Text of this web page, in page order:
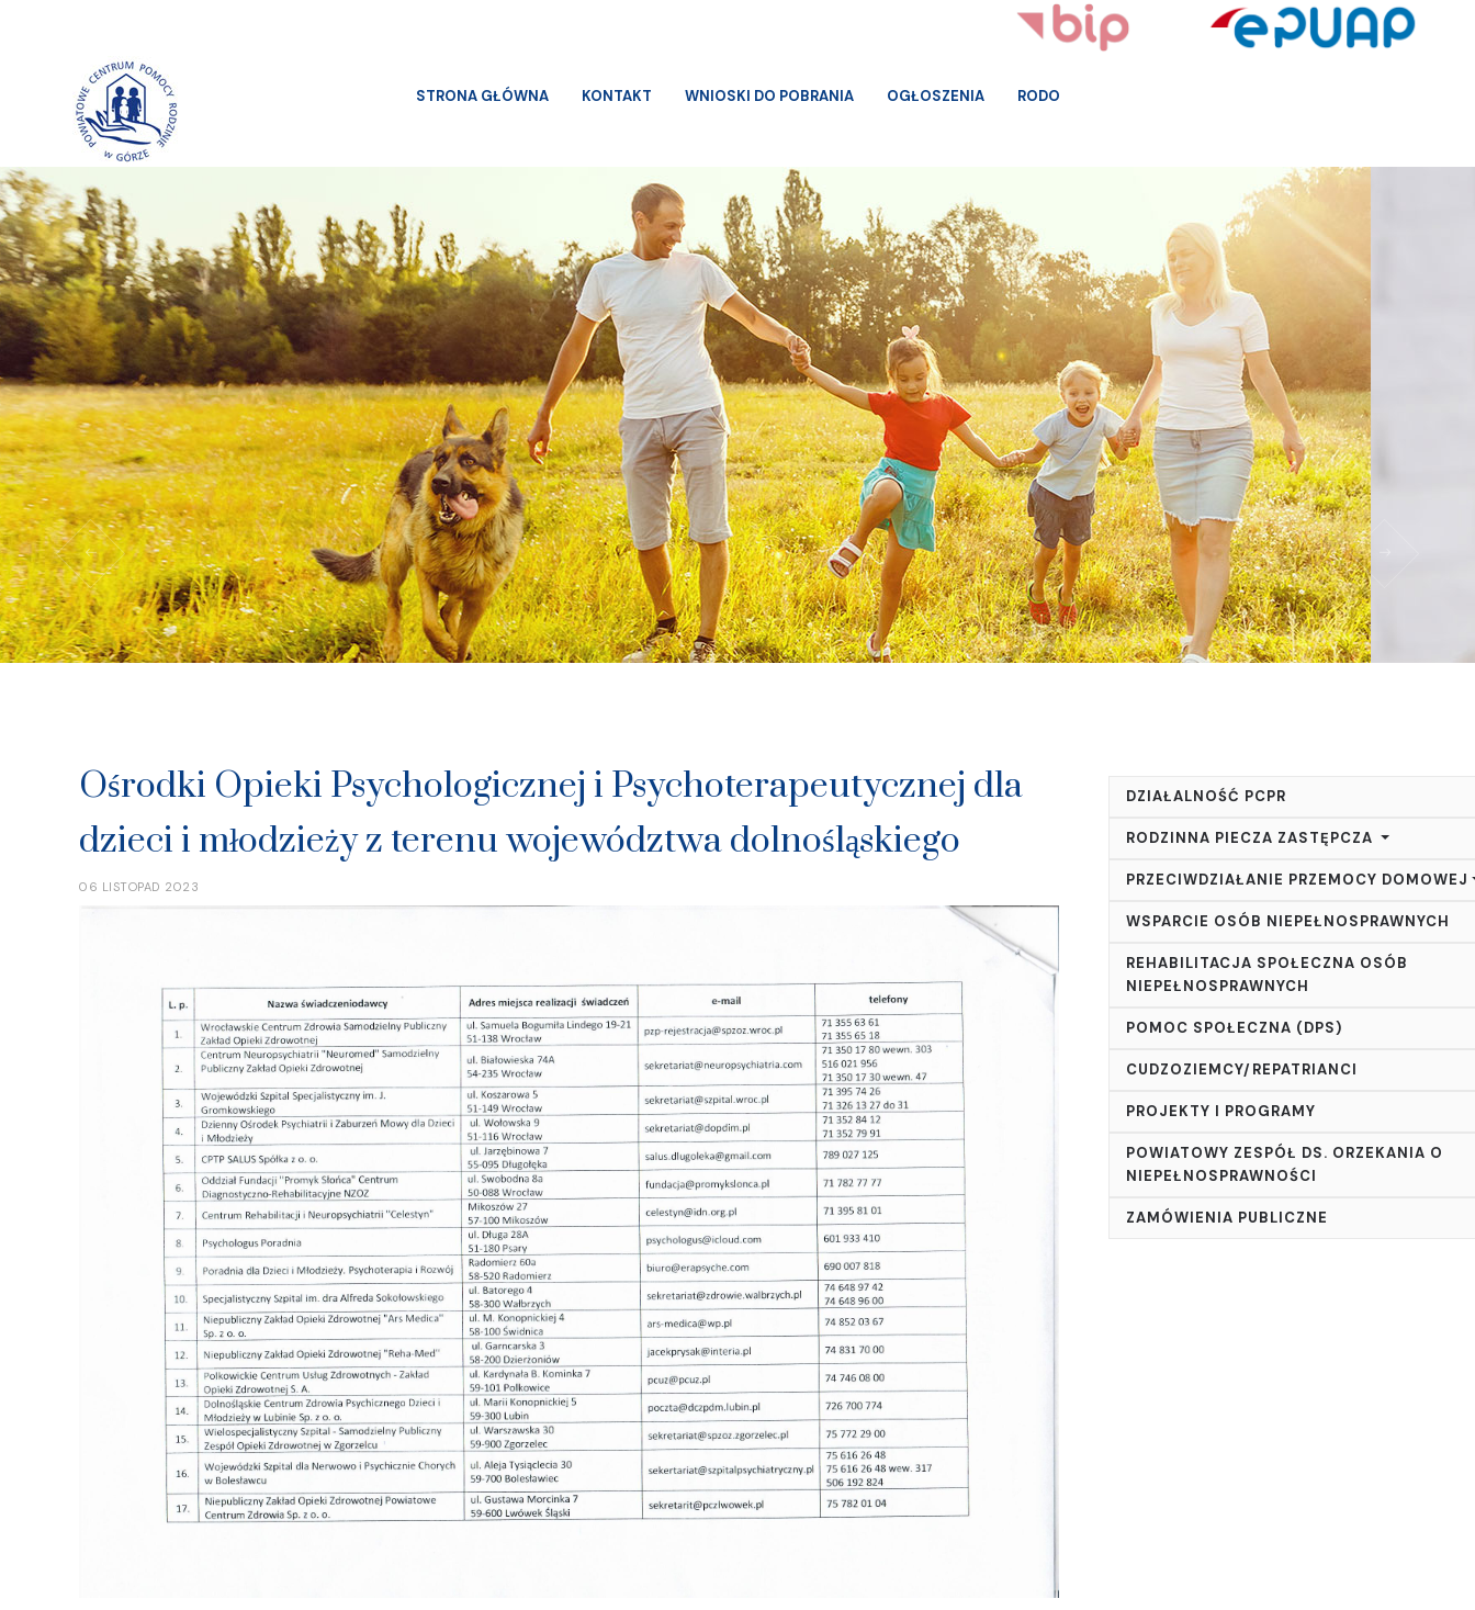
STRONA GŁÓWNA KONTAKT WNIOSKI DO POBRANIA OGŁOSZENIA RODO
Ośrodki Opieki Psychologicznej i Psychoterapeutycznej dla
dzieci i młodzieży z terenu województwa dolnośląskiego
06 LISTOPAD 2023
DZIAŁALNOŚĆ PCPR
RODZINNA PIECZA ZASTĘPCZA
PRZECIWDZIAŁANIE PRZEMOCY DOMOWEJ
WSPARCIE OSÓB NIEPEŁNOSPRAWNYCH
REHABILITACJA SPOŁECZNA OSÓB
NIEPEŁNOSPRAWNYCH
POMOC SPOŁECZNA (DPS)
CUDZOZIEMCY/REPATRIANCI
PROJEKTY I PROGRAMY
POWIATOWY ZESPÓŁ DS. ORZEKANIA O
NIEPEŁNOSPRAWNOŚCI
ZAMÓWIENIA PUBLICZNE